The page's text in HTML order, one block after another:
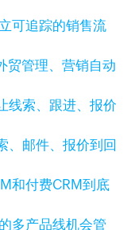
可追踪的销售流
贸管理、营销自动
线索、跟进、报价
、邮件、报价到回
和付费CRM到底
多产品线机会管